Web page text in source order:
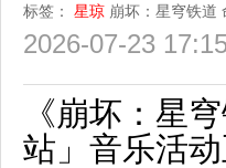
标签： 星琼 崩坏：星穹铁道
2026-07-23
《崩坏：星
站」音乐活